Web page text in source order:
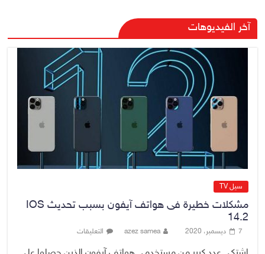
رئيس حكومة إقليم كردستان مسرور
بارزاني ينفي ما يشاع عن وجود
عسكري أمريكي في بعض قواعد
الإقليم
8 أغسطس، 2026 No Comment
الدخيل يتابع ميدانياً سير العمل في
المشاريع الاستراتيجية بالموصل
ويشدد على ضرورة إنجازها
آخر الفيديوهات
سيل TV
مشكلات خطيرة فى هواتف آيفون بسبب تحديث IOS
14.2
7 ديسمبر، 2020 azez samea التعليقات